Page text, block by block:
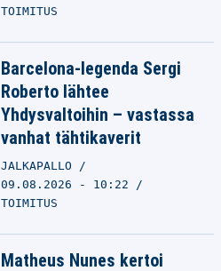
TOIMITUS
Barcelona-legenda Sergi
Roberto lähtee
Yhdysvaltoihin – vastassa
vanhat tähtikaverit
JALKAPALLO
09.08.2026 - 10:22
TOIMITUS
Matheus Nunes kertoi